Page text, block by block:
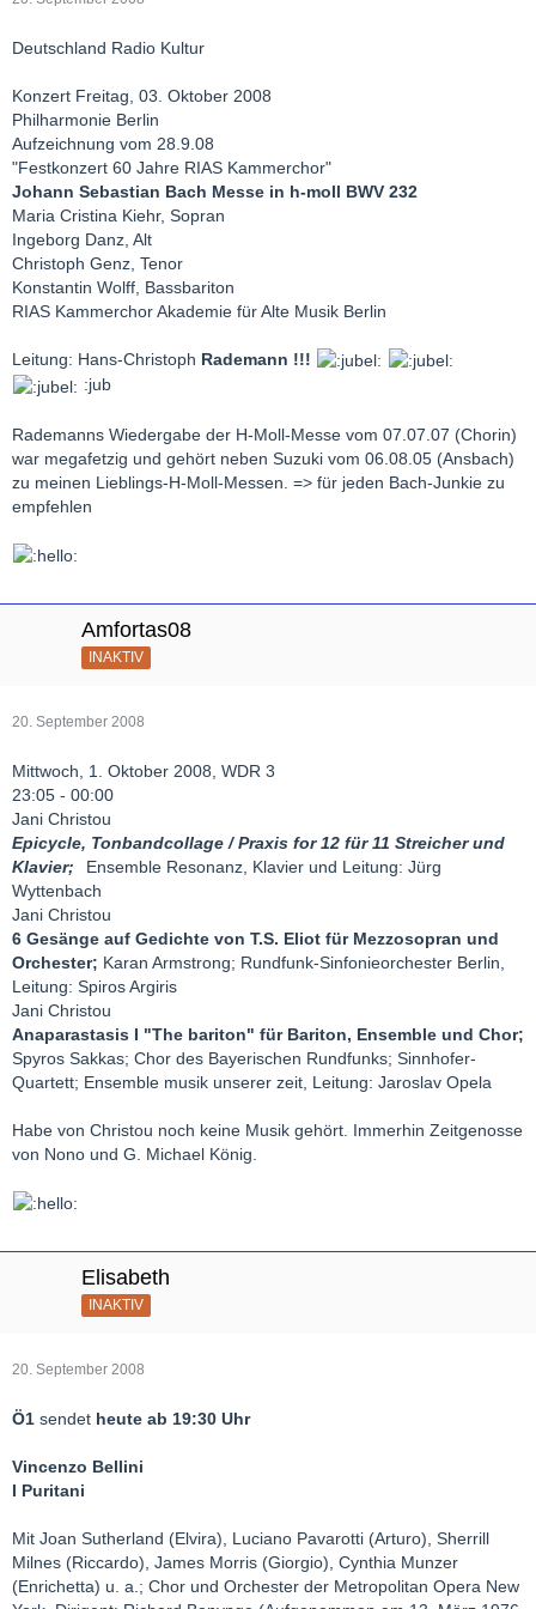
Deutschland Radio Kultur
Konzert Freitag, 03. Oktober 2008
Philharmonie Berlin
Aufzeichnung vom 28.9.08
"Festkonzert 60 Jahre RIAS Kammerchor"
Johann Sebastian Bach Messe in h-moll BWV 232
Maria Cristina Kiehr, Sopran
Ingeborg Danz, Alt
Christoph Genz, Tenor
Konstantin Wolff, Bassbariton
RIAS Kammerchor Akademie für Alte Musik Berlin
Leitung: Hans-Christoph Rademann !!!
:jub
Rademanns Wiedergabe der H-Moll-Messe vom 07.07.07 (Chorin)
war megafetzig und gehört neben Suzuki vom 06.08.05 (Ansbach)
zu meinen Lieblings-H-Moll-Messen. => für jeden Bach-Junkie zu
empfehlen
Amfortas08
INAKTIV
20. September 2008
Mittwoch, 1. Oktober 2008, WDR 3
23:05 - 00:00
Jani Christou
Epicycle, Tonbandcollage / Praxis for 12 für 11 Streicher und
Klavier;
Ensemble Resonanz, Klavier und Leitung: Jürg
Wyttenbach
Jani Christou
6 Gesänge auf Gedichte von T.S. Eliot für Mezzosopran und
Orchester; Karan Armstrong; Rundfunk-Sinfonieorchester Berlin,
Leitung: Spiros Argiris
Jani Christou
Anaparastasis I "The bariton" für Bariton, Ensemble und Chor;
Spyros Sakkas; Chor des Bayerischen Rundfunks; Sinnhofer-
Quartett; Ensemble musik unserer zeit, Leitung: Jaroslav Opela
Habe von Christou noch keine Musik gehört. Immerhin Zeitgenosse
von Nono und G. Michael König.
Elisabeth
INAKTIV
20. September 2008
Ö1 sendet heute ab 19:30 Uhr
Vincenzo Bellini
I Puritani
Mit Joan Sutherland (Elvira), Luciano Pavarotti (Arturo), Sherrill
Milnes (Riccardo), James Morris (Giorgio), Cynthia Munzer
(Enrichetta) u. a.; Chor und Orchester der Metropolitan Opera New